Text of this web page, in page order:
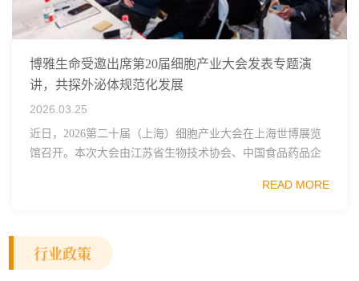
博雅生命受邀出席第20届细胞产业大会发表专题演
讲，共探外泌体规范化发展
2026.03.25
近日，2026第二十届（上海）细胞产业大会在上海世博展览
馆召开。本次大会由江苏省生物技术协会、中国食品药品企
范区生物医药行业协会、瑞士日内瓦长寿科学...
READ MORE
行业政策